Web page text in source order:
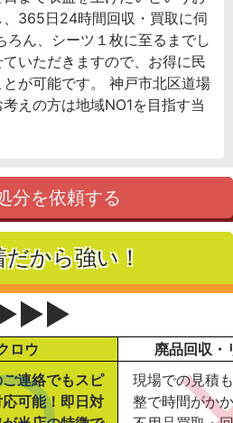
365日24時間回収・買取に伺
ろん、シーツ１枚に至るまでし
いただきますので、お得に民
が可能です。 神戸市北区道場
えの方は地域NO1を目指す当
分を依頼する
から強い！
ロウ 廃品回収・
連絡でもスピ
可能！即日対
現場での見積
整で時間がか